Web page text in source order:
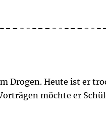
Drogen. Heute ist er
möchte er